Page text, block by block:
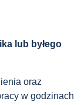
lub byłego
oraz
w godzinach